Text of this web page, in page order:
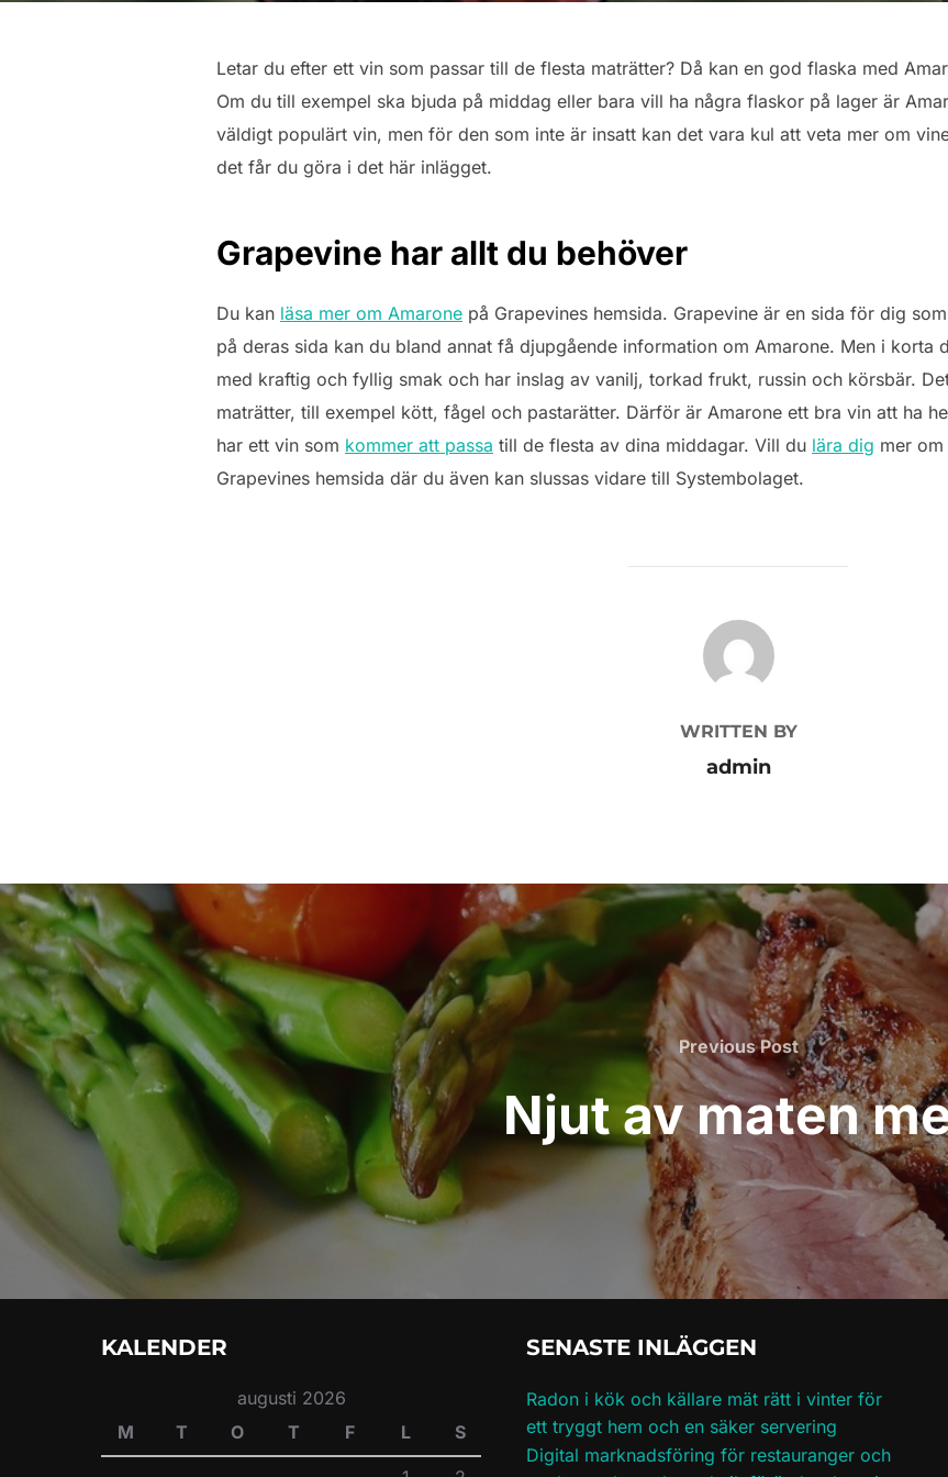
Letar du efter ett vin som passar till de flesta maträtter? Då kan en god flaska med
Om du till exempel ska bjuda på middag eller bara vill ha några flaskor på lager är
väldigt populärt vin, men för den som inte är insatt kan det vara kul att veta mer om
det får du göra i det här inlägget.
Grapevine har allt du behöver
Du kan läsa mer om Amarone på Grapevines hemsida. Grapevine är en sida för dig
på deras sida kan du bland annat få djupgående information om Amarone. Men i korta
med kraftig och fyllig smak och har inslag av vanilj, torkad frukt, russin och körsbär.
maträtter, till exempel kött, fågel och pastarätter. Därför är Amarone ett bra vin att ha
har ett vin som kommer att passa till de flesta av dina middagar. Vill du lära dig mer
Grapevines hemsida där du även kan slussas vidare till Systembolaget.
POST AUTHOR
WRITTEN BY
admin
Inläggsnavigering
Previous
Post
Previous Post
Njut av maten
KALENDER
augusti 2026
M
T O T F L S
SENASTE INLÄGGEN
Radon i kök och källare mät rätt i vinter för
ett tryggt hem och en säker servering
Digital marknadsföring för restauranger och